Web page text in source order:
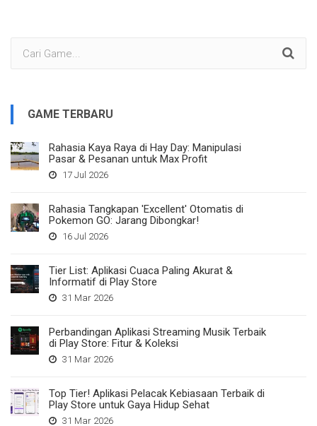
GAME TERBARU
Rahasia Kaya Raya di Hay Day: Manipulasi
Pasar & Pesanan untuk Max Profit
17 Jul 2026
Rahasia Tangkapan 'Excellent' Otomatis di
Pokemon GO: Jarang Dibongkar!
16 Jul 2026
Tier List: Aplikasi Cuaca Paling Akurat &
Informatif di Play Store
31 Mar 2026
Perbandingan Aplikasi Streaming Musik Terbaik
di Play Store: Fitur & Koleksi
31 Mar 2026
Top Tier! Aplikasi Pelacak Kebiasaan Terbaik di
Play Store untuk Gaya Hidup Sehat
31 Mar 2026